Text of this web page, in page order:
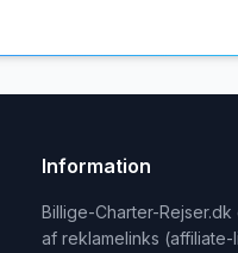
Information
Billige-Charter-
af reklamelinks